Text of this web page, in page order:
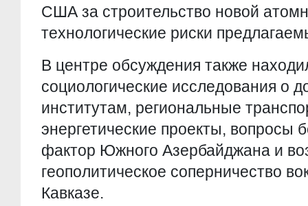
США за строительство новой
технологические риски
В центре обсуждения также
социологические исследования о
институтам, региональные
энергетические проекты, вопросы
фактор Южного Азербайджана и
геополитическое соперничество
Кавказе.